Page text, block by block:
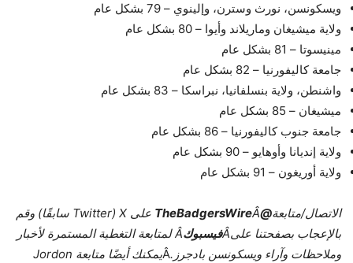
ويسكونسن، نورث وسترن، وإلينوي – 79 بشكل عام
ولاية ميشيغان وماريلاند وأيوا – 80 بشكل عام
مينيسوتا – 81 بشكل عام
جامعة كاليفورنيا – 82 بشكل عام
واشنطن، ولاية بنسلفانيا، نبراسكا – 83 بشكل عام
ميشيغان – 85 بشكل عام
جامعة جنوب كاليفورنيا – 86 بشكل عام
ولاية إنديانا وأوهايو – 90 بشكل عام
ولاية أوريغون – 91 بشكل عام
الاتصال/متابعة@TheBadgersWire
Â على X (Twitter سابقًا) وقم
بالإعجاب بصفحتنا علىÂ فيسبوك
Â لمتابعة التغطية المستمرة لأخبار
وملاحظات وآراء ويسكونسن بادجرز .
Â
يمكنك أيضًا متابعة Jordon